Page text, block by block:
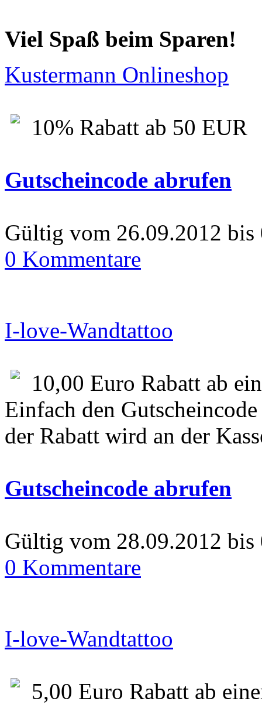
Viel Spaß beim Sparen!
Kustermann Onlineshop
10% Rabatt ab 50 EUR
Gutscheincode abrufen
Gültig vom 26.09.2012 bis
0 Kommentare
I-love-Wandtattoo
10,00 Euro Rabatt ab
Einfach den
der Rabatt wird an der
Gutscheincode abrufen
Gültig vom 28.09.2012 bis
0 Kommentare
I-love-Wandtattoo
5,00 Euro Rabatt ab